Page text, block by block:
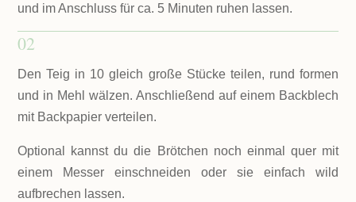
und im Anschluss für ca. 5 Minuten ruhen lassen.
02
Den Teig in 10 gleich große Stücke teilen, rund formen
und in Mehl wälzen. Anschließend auf einem Backblech
mit Backpapier verteilen.
Optional kannst du die Brötchen noch einmal quer mit
einem Messer einschneiden oder sie einfach wild
aufbrechen lassen.